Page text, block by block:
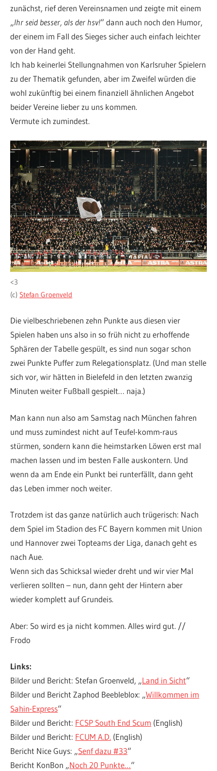
zunächst, rief deren Vereinsnamen und zeigte mit einem
„Ihr seid besser, als der hsv!“ dann auch noch den Humor,
der einem im Fall des Sieges sicher auch einfach leichter
von der Hand geht.
Ich hab keinerlei Stellungnahmen von Karlsruher Spielern
zu der Thematik gefunden, aber im Zweifel würden die
wohl zukünftig bei einem finanziell ähnlichen Angebot
beider Vereine lieber zu uns kommen.
Vermute ich zumindest.
<3
(c) Stefan Groenveld
Die vielbeschriebenen zehn Punkte aus diesen vier
Spielen haben uns also in so früh nicht zu erhoffende
Sphären der Tabelle gespült, es sind nun sogar schon
zwei Punkte Puffer zum Relegationsplatz. (Und man stelle
sich vor, wir hätten in Bielefeld in den letzten zwanzig
Minuten weiter Fußball gespielt… naja.)
Man kann nun also am Samstag nach München fahren
und muss zumindest nicht auf Teufel-komm-raus
stürmen, sondern kann die heimstarken Löwen erst mal
machen lassen und im besten Falle auskontern. Und
wenn da am Ende ein Punkt bei runterfällt, dann geht
das Leben immer noch weiter.
Trotzdem ist das ganze natürlich auch trügerisch: Nach
dem Spiel im Stadion des FC Bayern kommen mit Union
und Hannover zwei Topteams der Liga, danach geht es
nach Aue.
Wenn sich das Schicksal wieder dreht und wir vier Mal
verlieren sollten – nun, dann geht der Hintern aber
wieder komplett auf Grundeis.
Aber: So wird es ja nicht kommen. Alles wird gut. //
Frodo
Links:
Bilder und Bericht: Stefan Groenveld, „Land in Sicht“
Bilder und Bericht Zaphod Beebleblox: „Willkommen im
Sahin-Express“
Bilder und Bericht: FCSP South End Scum (English)
Bilder und Bericht: FCUM A.D. (English)
Bericht Nice Guys: „Senf dazu #33“
Bericht KonBon „Noch 20 Punkte…“